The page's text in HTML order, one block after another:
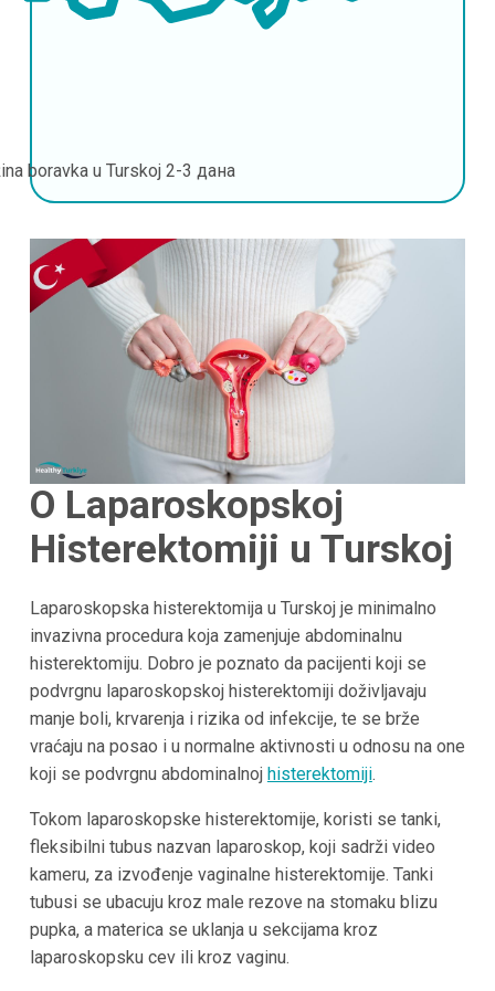
boravka u Turskoj 2-3 дана
O Laparoskopskoj
Histerektomiji u Turskoj
Laparoskopska histerektomija u Turskoj je minimalno
invazivna procedura koja zamenjuje abdominalnu
histerektomiju. Dobro je poznato da pacijenti koji se
podvrgnu laparoskopskoj histerektomiji doživljavaju
manje boli, krvarenja i rizika od infekcije, te se brže
vraćaju na posao i u normalne aktivnosti u odnosu na one
koji se podvrgnu abdominalnoj histerektomiji.
Tokom laparoskopske histerektomije, koristi se tanki,
fleksibilni tubus nazvan laparoskop, koji sadrži video
kameru, za izvođenje vaginalne histerektomije. Tanki
tubusi se ubacuju kroz male rezove na stomaku blizu
pupka, a materica se uklanja u sekcijama kroz
laparoskopsku cev ili kroz vaginu.